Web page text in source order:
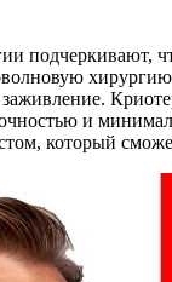
подчеркивают,
и
который